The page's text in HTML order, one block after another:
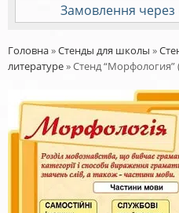
Замовлення
Головна»Стенды для школы »
литературе»Стенд “Морфология”